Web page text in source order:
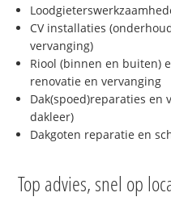
CV installaties
vervanging)
Riool (binnen en buiten)
renovatie en vervanging
Dak(spoed)reparaties en
dakleer)
Dakgoten reparatie en
Top advies, snel op